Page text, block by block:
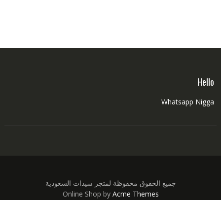
Hello
Whatsapp Nigga
جميع الحقوق محفوظة لمتجر سيدات السعودية
Online Shop by Acme Themes